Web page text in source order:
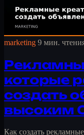
marketing 9 мин.
которые
создать
высоким
Как создать